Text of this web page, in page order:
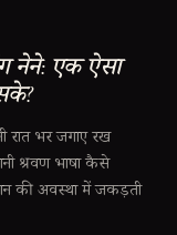
नेने: एक ऐसा
रात भर जगाए रख
श्रवण भाषा कैसे
की अवस्था में जकड़ती